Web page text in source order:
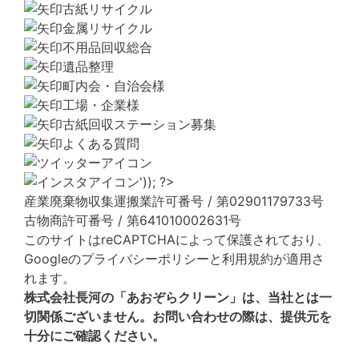
古紙リサイクル
金属リサイクル
不用品回収総合
遺品整理
町内会・自治会様
工場・企業様
古紙回収ステーション募集
よくある質問
産業廃棄物収集運搬業許可番号 / 第02901179733号
古物商許可番号 / 第641010002631号
このサイトはreCAPTCHAによって保護されており、
Googleのプライバシーポリシーと利用規約が適用さ
れます。
株式会社長河の「あおぞらクリーン」は、当社とは一
切関係ございません。お問い合わせの際は、提供元を
十分にご確認ください。